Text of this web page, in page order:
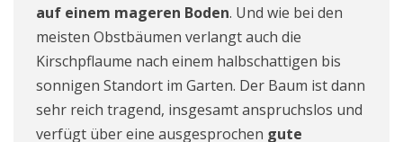
auf einem mageren Boden. Und wie bei den
meisten Obstbäumen verlangt auch die
Kirschpflaume nach einem halbschattigen bis
sonnigen Standort im Garten. Der Baum ist dann
sehr reich tragend, insgesamt anspruchslos und
verfügt über eine ausgesprochen gute